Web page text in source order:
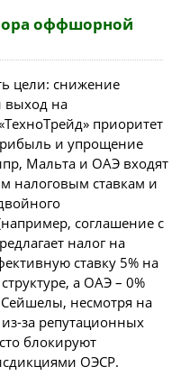
оффшорной
цели: снижение
выход на
приоритет
и упрощение
Мальта и ОАЭ входят
налоговым ставкам и
соглашение с
налог на
ставку 5% на
а ОАЭ – 0%
несмотря на
за репутационных
блокируют
ОЭСР.